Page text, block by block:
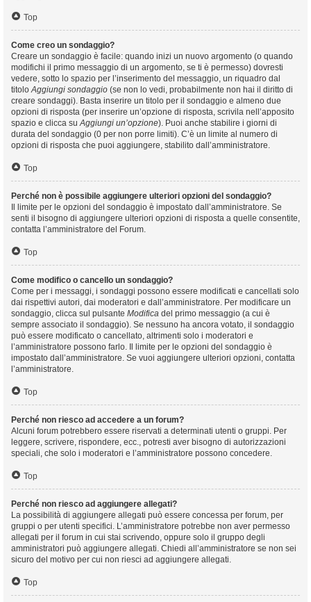
Top
Come creo un sondaggio?
Creare un sondaggio è facile: quando inizi un nuovo argomento (o quando
modifichi il primo messaggio di un argomento, se ti è permesso) dovresti
vedere, sotto lo spazio per l’inserimento del messaggio, un riquadro dal
titoloAggiungi sondaggio (se non lo vedi, probabilmente non hai il diritto di
creare sondaggi). Basta inserire un titolo per il sondaggio e almeno due
opzioni di risposta (per inserire un’opzione di risposta, scrivila nell’apposito
spazio e clicca suAggiungi un’opzione). Puoi anche stabilire i giorni di
durata del sondaggio (0 per non porre limiti). C’è un limite al numero di
opzioni di risposta che puoi aggiungere, stabilito dall’amministratore.
Top
Perché non è possibile aggiungere ulteriori opzioni del sondaggio?
Il limite per le opzioni del sondaggio è impostato dall’amministratore. Se
senti il bisogno di aggiungere ulteriori opzioni di risposta a quelle consentite,
contatta l’amministratore del Forum.
Top
Come modifico o cancello un sondaggio?
Come per i messaggi, i sondaggi possono essere modificati e cancellati solo
dai rispettivi autori, dai moderatori e dall’amministratore. Per modificare un
sondaggio, clicca sul pulsante Modifica del primo messaggio (a cui è
sempre associato il sondaggio). Se nessuno ha ancora votato, il sondaggio
può essere modificato o cancellato, altrimenti solo i moderatori e
l’amministratore possono farlo. Il limite per le opzioni del sondaggio è
impostato dall’amministratore. Se vuoi aggiungere ulteriori opzioni, contatta
l’amministratore.
Top
Perché non riesco ad accedere a un forum?
Alcuni forum potrebbero essere riservati a determinati utenti o gruppi. Per
leggere, scrivere, rispondere, ecc., potresti aver bisogno di autorizzazioni
speciali, che solo i moderatori e l’amministratore possono concedere.
Top
Perché non riesco ad aggiungere allegati?
La possibilità di aggiungere allegati può essere concessa per forum, per
gruppi o per utenti specifici. L’amministratore potrebbe non aver permesso
allegati per il forum in cui stai scrivendo, oppure solo il gruppo degli
amministratori può aggiungere allegati. Chiedi all’amministratore se non sei
sicuro del motivo per cui non riesci ad aggiungere allegati.
Top